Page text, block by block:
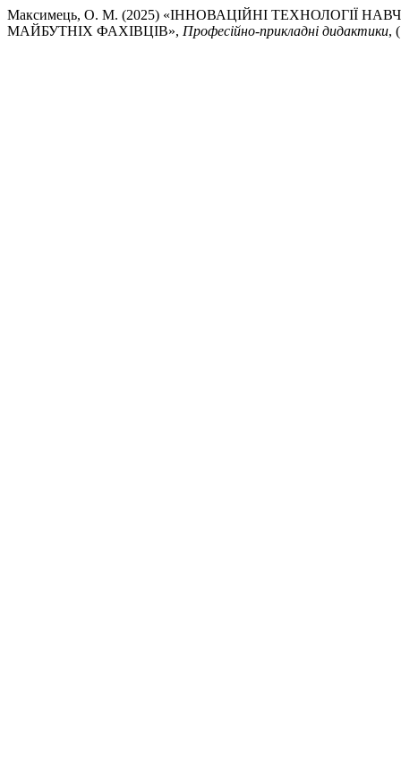
Максимець, О. М. (2025) «ІННОВАЦІЙНІ ТЕХНОЛОГІЇ
МАЙБУТНІХ ФАХІВЦІВ», Професійно-прикладні дидактики,